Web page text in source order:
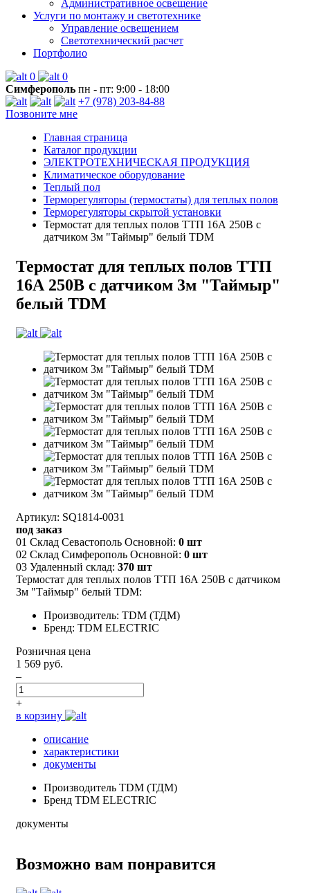
Административное освещение
Услуги по монтажу и светотехнике
Управление освещением
Светотехнический расчет
Портфолио
0
0
Симферополь пн - пт: 9:00 - 18:00
+7 (978) 203-84-88
Позвоните мне
Главная страница
Каталог продукции
ЭЛЕКТРОТЕХНИЧЕСКАЯ ПРОДУКЦИЯ
Климатическое оборудование
Теплый пол
Терморегуляторы (термостаты) для теплых полов
Терморегуляторы скрытой установки
Термостат для теплых полов ТТП 16А 250В с
датчиком 3м "Таймыр" белый TDM
Термостат для теплых полов ТТП
16А 250В с датчиком 3м "Таймыр"
белый TDM
Артикул: SQ1814-0031
под заказ
01 Склад Севастополь Основной: 0 шт
02 Склад Симферополь Основной: 0 шт
03 Удаленный склад: 370 шт
Термостат для теплых полов ТТП 16А 250В с датчиком
3м "Таймыр" белый TDM:
Производитель: TDM (ТДМ)
Бренд: TDM ELECTRIC
Розничная цена
1 569 руб.
–
+
в корзину
описание
характеристики
документы
Производитель TDM (ТДМ)
Бренд TDM ELECTRIC
документы
Возможно вам понравится